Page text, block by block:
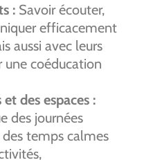
: Savoir écouter,
efficacement
aussi avec leurs
une coéducation
des espaces :
des journées
temps calmes